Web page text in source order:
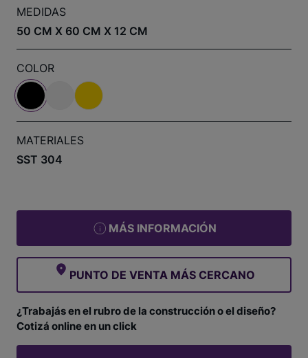
MEDIDAS
50 CM X 60 CM X 12 CM
COLOR
MATERIALES
SST 304
MÁS INFORMACIÓN
PUNTO DE VENTA MÁS CERCANO
¿Trabajás en el rubro de la construcción o el diseño?
Cotizá online en un click